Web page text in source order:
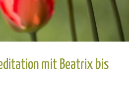
mit Beatrix bis